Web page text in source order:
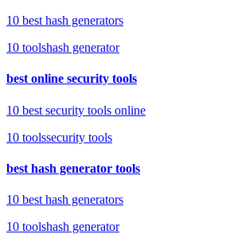
10 best hash generators
10 toolshash generator
best online security tools
10 best security tools online
10 toolssecurity tools
best hash generator tools
10 best hash generators
10 toolshash generator